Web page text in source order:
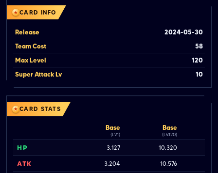
CARD INFO
Release
2024-05-30
Team Cost
58
Max Level
120
Super Attack Lv
10
CARD STATS
Base
(Lv.1)
Base
(Lv.120)
HP 3,127 10,320
ATK 3,204 10,576